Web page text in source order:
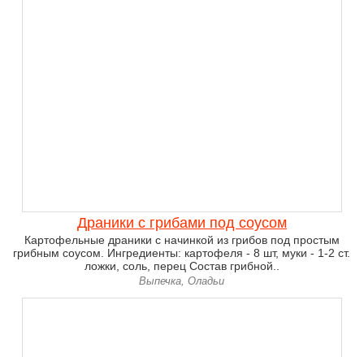
Драники с грибами под соусом
Картофельные драники с начинкой из грибов под простым
грибным соусом. Ингредиенты: картофеля - 8 шт, муки - 1-2 ст.
ложки, соль, перец Состав грибной..
Выпечка, Оладьи